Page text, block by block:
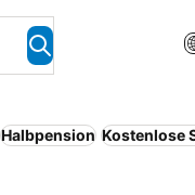
Halbpension Kostenlose